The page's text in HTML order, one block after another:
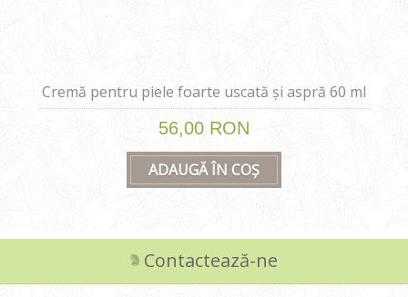
ADAUGĂ ÎN COȘ
Cremă pentru piele foarte uscată și aspră 60 ml
56,00 RON
Contactează-ne